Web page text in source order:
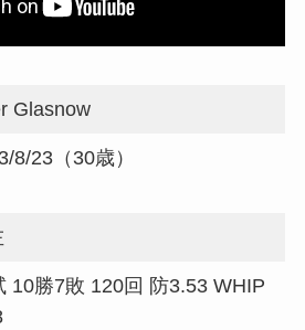
Glasnow
8/23（30歳）
10勝7敗 120回 防3.53 WHIP